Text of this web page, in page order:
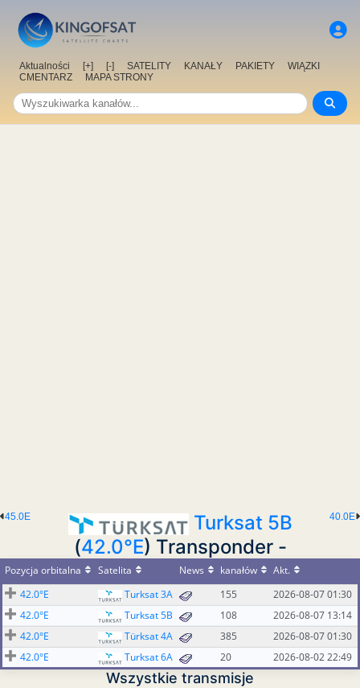
Aktualności [+] [-] SATELITY KANAŁY PAKIETY
WIĄZKI
CMENTARZ
MAPA STRONY
40.0E
45.0E
Turksat 5B
(42.0°E) Transponder -
Pozycja orbitalna Satelita News kanałów
Akt.
42.0°E
Turksat 3A 155
2026-08-07 01:30
42.0°E
Turksat 5B 108
2026-08-07 13:14
42.0°E
Türksat 4A 385
2026-08-07 01:30
42.0°E
Turksat 6A 20 2026-08-02 22:49
Wszystkie transmisje